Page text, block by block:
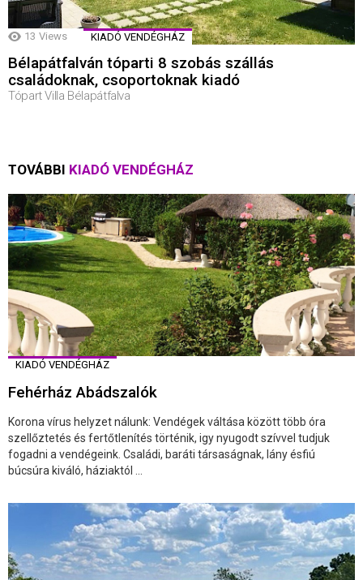
13 Views KIADÓ VENDÉGHÁZ
Bélapátfalván tóparti 8 szobás szállás
családoknak, csoportoknak kiadó
Tópart Villa Bélapátfalva
TOVÁBBI KIADÓ VENDÉGHÁZ
KIADÓ VENDÉGHÁZ
Fehérház Abádszalók
Korona vírus helyzet nálunk: Vendégek váltása között több óra
szellőztetés és fertőtlenítés történik, igy nyugodt szívvel tudjuk
fogadni a vendégeink. Családi, baráti társaságnak, lány ésfiú
búcsúra kiváló, háziaktól ...